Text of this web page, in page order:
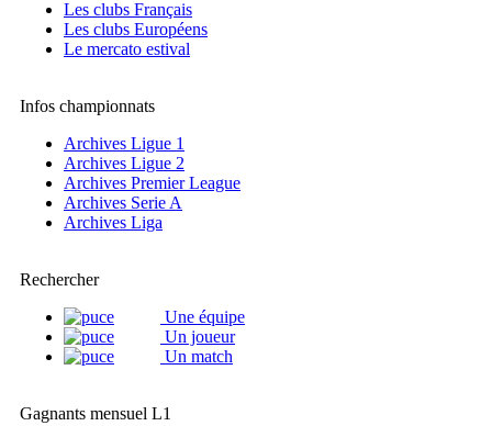
Les clubs Français
Les clubs Européens
Le mercato estival
Infos championnats
Archives Ligue 1
Archives Ligue 2
Archives Premier League
Archives Serie A
Archives Liga
Rechercher
Une équipe
Un joueur
Un match
Gagnants mensuel L1